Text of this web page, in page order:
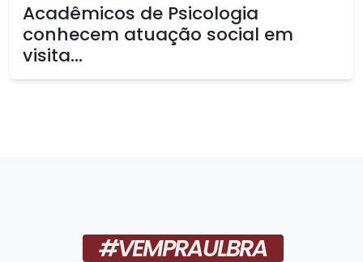
Acadêmicos de Psicologia
conhecem atuação social em
visita...
#VEMPRAULBRA